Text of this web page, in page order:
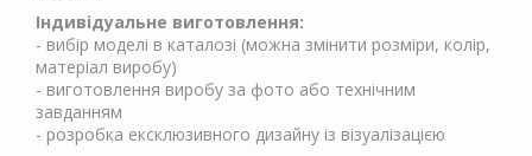
Індивідуальне виготовлення:
- вибір моделі в каталозі (можна змінити розміри, колір,
матеріал виробу)
- виготовлення виробу за фото або технічним
завданням
- розробка ексклюзивного дизайну із візуалізацією